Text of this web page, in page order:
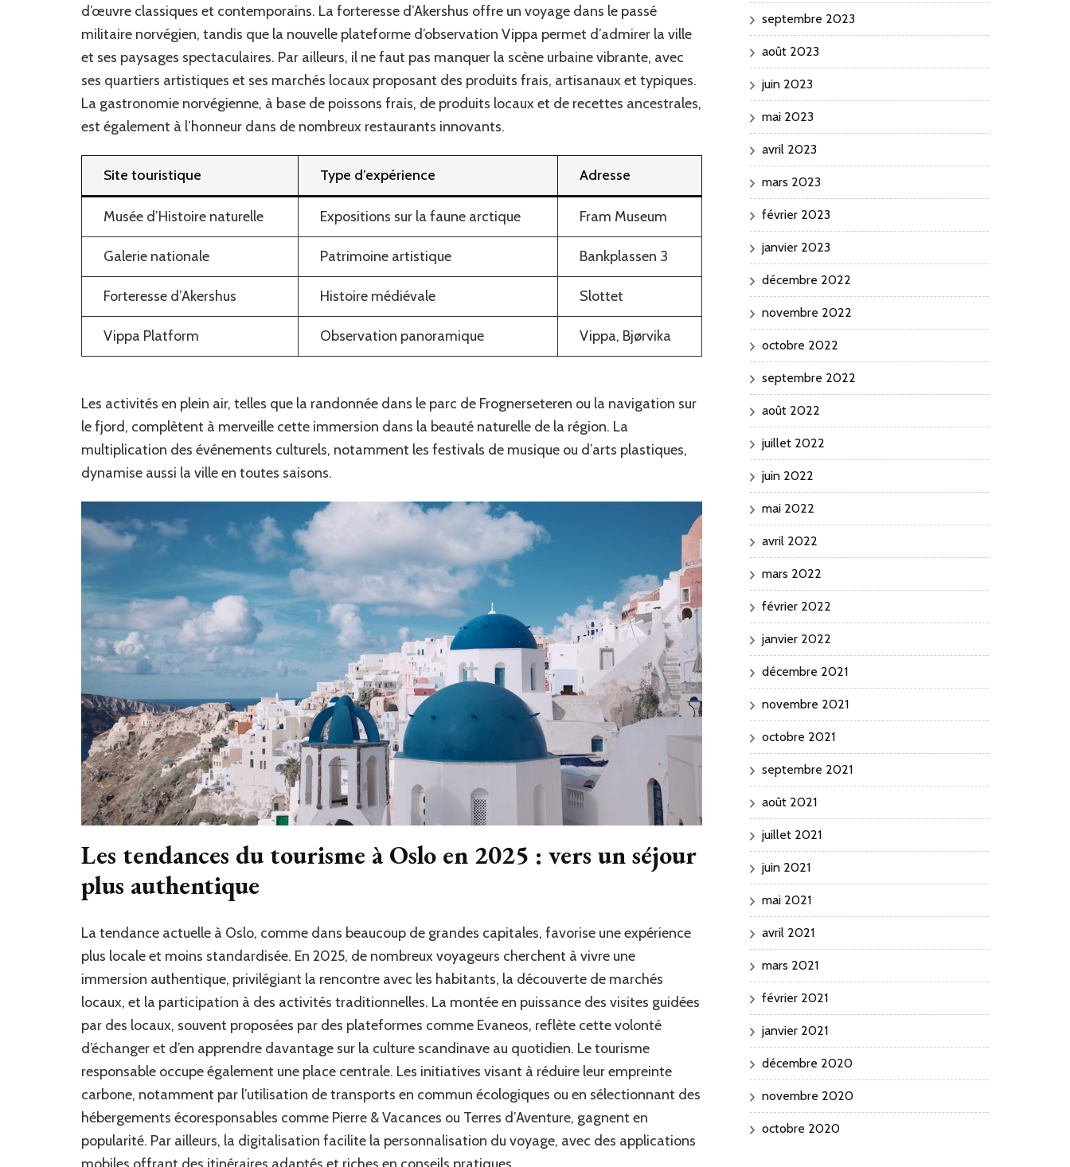
d’œuvre classiques et contemporains. La forteresse d’Akershus offre un voyage dans le passé
militaire norvégien, tandis que la nouvelle plateforme d’observation Vippa permet d’admirer la ville
et ses paysages spectaculaires. Par ailleurs, il ne faut pas manquer la scène urbaine vibrante, avec
ses quartiers artistiques et ses marchés locaux proposant des produits frais, artisanaux et typiques.
La gastronomie norvégienne, à base de poissons frais, de produits locaux et de recettes ancestrales,
est également à l’honneur dans de nombreux restaurants innovants.
Site touristique Type d’expérience Adresse
Musée d’Histoire naturelle Expositions sur la faune arctique Fram Museum
Galerie nationale Patrimoine artistique Bankplassen 3
Forteresse d’Akershus Histoire médiévale Slottet
Vippa Platform Observation panoramique Vippa, Bjørvika
Les activités en plein air, telles que la randonnée dans le parc de Frognerseteren ou la navigation sur
le fjord, complètent à merveille cette immersion dans la beauté naturelle de la région. La
multiplication des événements culturels, notamment les festivals de musique ou d’arts plastiques,
dynamise aussi la ville en toutes saisons.
Les tendances du tourisme à Oslo en 2025 : vers un séjour
plus authentique
La tendance actuelle à Oslo, comme dans beaucoup de grandes capitales, favorise une expérience
plus locale et moins standardisée. En 2025, de nombreux voyageurs cherchent à vivre une
immersion authentique, privilégiant la rencontre avec les habitants, la découverte de marchés
locaux, et la participation à des activités traditionnelles. La montée en puissance des visites guidées
par des locaux, souvent proposées par des plateformes comme Evaneos, reflète cette volonté
d’échanger et d’en apprendre davantage sur la culture scandinave au quotidien. Le tourisme
responsable occupe également une place centrale. Les initiatives visant à réduire leur empreinte
carbone, notamment par l’utilisation de transports en commun écologiques ou en sélectionnant des
hébergements écoresponsables comme Pierre & Vacances ou Terres d’Aventure, gagnent en
popularité. Par ailleurs, la digitalisation facilite la personnalisation du voyage, avec des applications
septembre 2023
août 2023
juin 2023
mai 2023
avril 2023
mars 2023
février 2023
janvier 2023
décembre 2022
novembre 2022
octobre 2022
septembre 2022
août 2022
juillet 2022
juin 2022
mai 2022
avril 2022
mars 2022
février 2022
janvier 2022
décembre 2021
novembre 2021
octobre 2021
septembre 2021
août 2021
juillet 2021
juin 2021
mai 2021
avril 2021
mars 2021
février 2021
janvier 2021
décembre 2020
novembre 2020
octobre 2020